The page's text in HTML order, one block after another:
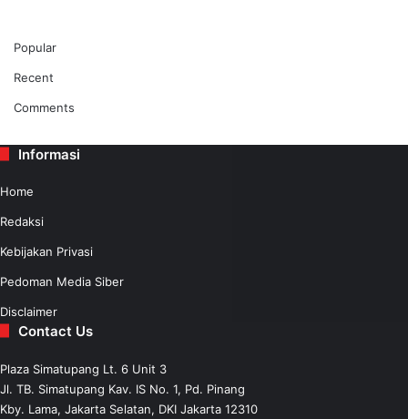
Popular
Recent
Comments
Informasi
Home
Redaksi
Kebijakan Privasi
Pedoman Media Siber
Disclaimer
Contact Us
Plaza Simatupang Lt. 6 Unit 3
Jl. TB. Simatupang Kav. IS No. 1, Pd. Pinang
Kby. Lama, Jakarta Selatan, DKI Jakarta 12310